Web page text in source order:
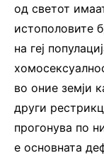
од светот
истополовите
на геј
во оние земји
други
прогонува по
е основната